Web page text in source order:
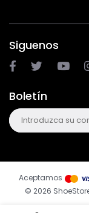
Siguenos
Boletín
© 2026
Aceptamos